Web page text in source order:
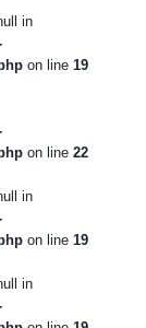
in
on line 19
on line 22
in
on line 19
in